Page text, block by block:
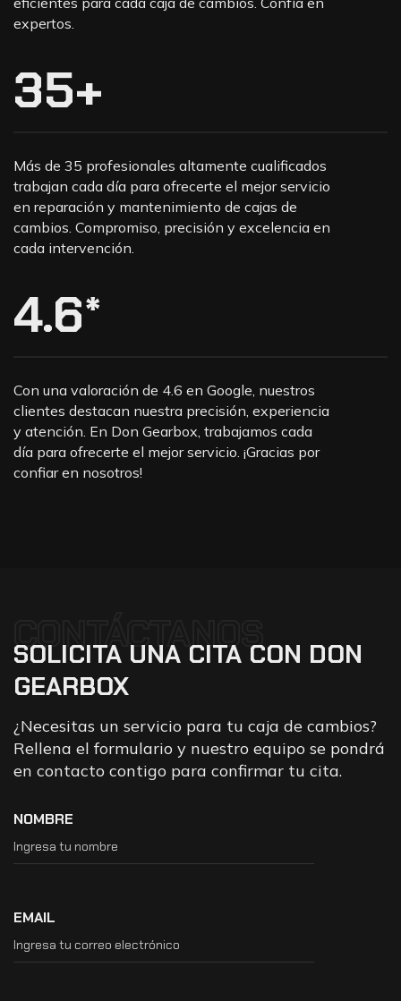
expertos.
35+
Más de 35 profesionales altamente cualificados
trabajan cada día para ofrecerte el mejor servicio
en reparación y mantenimiento de cajas de
cambios. Compromiso, precisión y excelencia en
cada intervención.
4.6*
Con una valoración de 4.6 en Google, nuestros
clientes destacan nuestra precisión, experiencia
y atención. En Don Gearbox, trabajamos cada
día para ofrecerte el mejor servicio. ¡Gracias por
confiar en nosotros!
CONTÁCTANOS
SOLICITA UNA CITA CON DON
GEARBOX
¿Necesitas un servicio para tu caja de cambios?
Rellena el formulario y nuestro equipo se pondrá
en contacto contigo para confirmar tu cita.
NOMBRE
EMAIL